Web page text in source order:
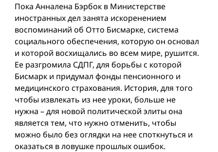
Пока Анналена Бэрбок в Министерстве
иностранных дел занята искоренением
воспоминаний об Отто Бисмарке, система
социального обеспечения, которую он основал
и которой восхищались во всем мире, рушится.
Ее разгромила СДПГ, для борьбы с которой
Бисмарк и придумал фонды пенсионного и
медицинского страхования. История, для того
чтобы извлекать из нее уроки, больше не
нужна – для новой политической элиты она
является тем, что нужно отменить, чтобы
можно было без оглядки на нее споткнуться и
оказаться в ловушке прошлых ошибок.